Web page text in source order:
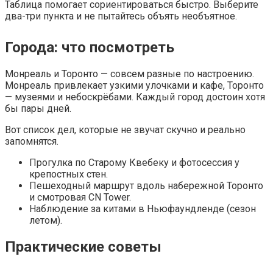
Таблица помогает сориентироваться быстро. Выберите
два-три пункта и не пытайтесь объять необъятное.
Города: что посмотреть
Монреаль и Торонто — совсем разные по настроению.
Монреаль привлекает узкими улочками и кафе, Торонто
— музеями и небоскрёбами. Каждый город достоин хотя
бы пары дней.
Вот список дел, которые не звучат скучно и реально
запомнятся.
Прогулка по Старому Квебеку и фотосессия у
крепостных стен.
Пешеходный маршрут вдоль набережной Торонто
и смотровая CN Tower.
Наблюдение за китами в Ньюфаундленде (сезон
летом).
Практические советы